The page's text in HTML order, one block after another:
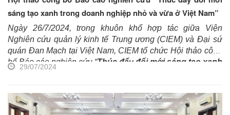
thông qua tại Quyết định số 687/QĐ-TTg.
sáng tạo xanh trong doanh nghiệp nhỏ và vừa ở Việt Nam”
Ngày 26/7/2024, trong khuôn khổ hợp tác giữa Viện
Nghiên cứu quản lý kinh tế Trung ương (CIEM) và Đại sứ
quán Đan Mạch tại Việt Nam, CIEMtổ chức Hội thảo công
bố Báo cáo nghiên cứu “Thúc đẩy đổi mới sáng tạo xanh
Ekeroth – Đại biện lâm thời Đại sứ quán Đan Mạch tại Việt
Nam đồng chủ trì Hội thảo. Tham dự Hội thảo có các đại
29/07/2024